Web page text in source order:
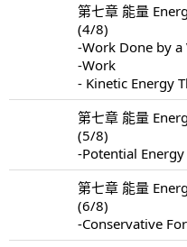
第七章 能量
(4/8)
-Work Done by a
-Work
- Kinetic Energy
第七章 能量
(5/8)
-Potential Energy
第七章 能量
(6/8)
-Conservative